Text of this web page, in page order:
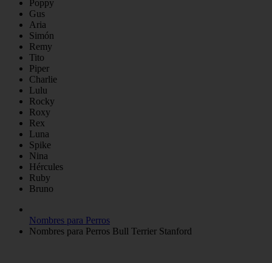
Poppy
Gus
Aria
Simón
Remy
Tito
Piper
Charlie
Lulu
Rocky
Roxy
Rex
Luna
Spike
Nina
Hércules
Ruby
Bruno
Nombres para Perros
Nombres para Perros Bull Terrier Stanford